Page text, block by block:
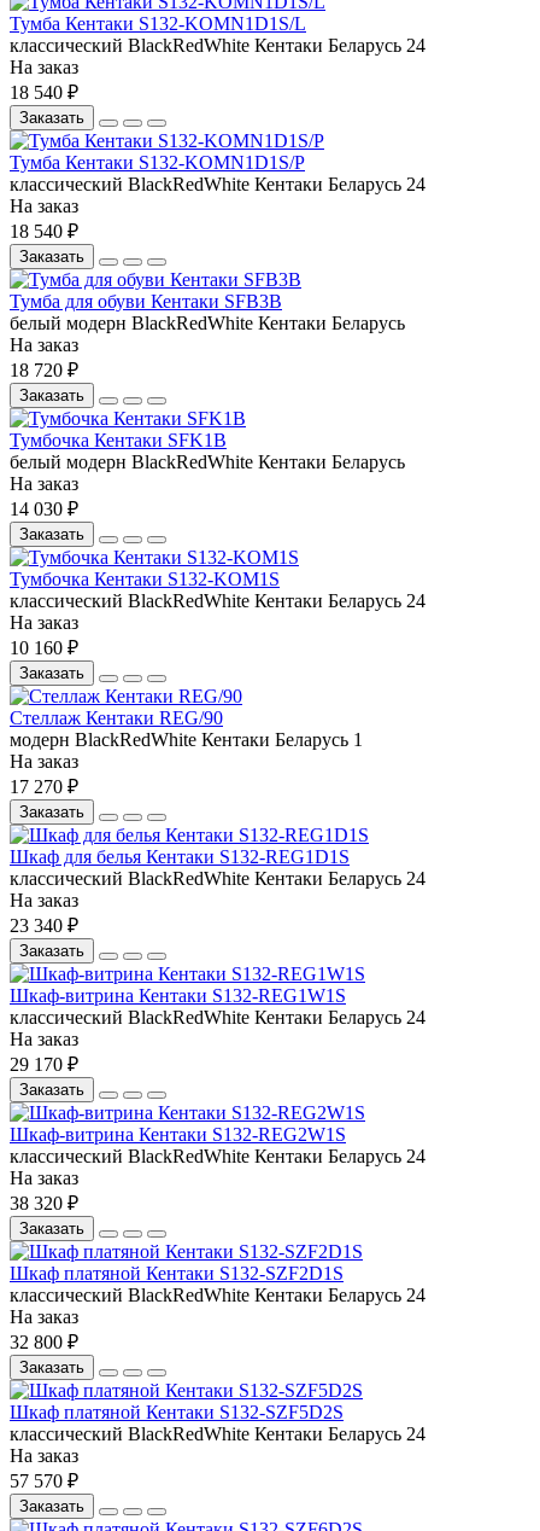
Тумба Кентаки S132-KOMN1D1S/L
классический BlackRedWhite Кентаки Беларусь 24
На заказ
18 540 ₽
Заказать
Тумба Кентаки S132-KOMN1D1S/P
классический BlackRedWhite Кентаки Беларусь 24
На заказ
18 540 ₽
Заказать
Тумба для обуви Кентаки SFB3B
белый модерн BlackRedWhite Кентаки Беларусь
На заказ
18 720 ₽
Заказать
Тумбочка Кентаки SFK1B
белый модерн BlackRedWhite Кентаки Беларусь
На заказ
14 030 ₽
Заказать
Тумбочка Кентаки S132-KOM1S
классический BlackRedWhite Кентаки Беларусь 24
На заказ
10 160 ₽
Заказать
Стеллаж Кентаки REG/90
модерн BlackRedWhite Кентаки Беларусь 1
На заказ
17 270 ₽
Заказать
Шкаф для белья Кентаки S132-REG1D1S
классический BlackRedWhite Кентаки Беларусь 24
На заказ
23 340 ₽
Заказать
Шкаф-витрина Кентаки S132-REG1W1S
классический BlackRedWhite Кентаки Беларусь 24
На заказ
29 170 ₽
Заказать
Шкаф-витрина Кентаки S132-REG2W1S
классический BlackRedWhite Кентаки Беларусь 24
На заказ
38 320 ₽
Заказать
Шкаф платяной Кентаки S132-SZF2D1S
классический BlackRedWhite Кентаки Беларусь 24
На заказ
32 800 ₽
Заказать
Шкаф платяной Кентаки S132-SZF5D2S
классический BlackRedWhite Кентаки Беларусь 24
На заказ
57 570 ₽
Заказать